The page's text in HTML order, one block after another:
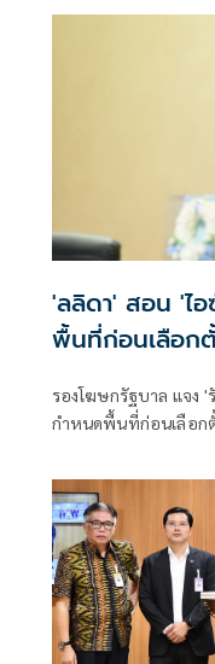
รัดกุมหรือไม่
'ลลิดา' สอน 'ไอ
พื้นที่ก่อนเลือก
รองโฆษกรัฐบาล แจง
กำหนดพื้นที่ก่อนเลือก